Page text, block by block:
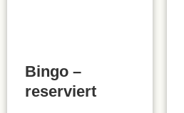
Bingo –
reserviert